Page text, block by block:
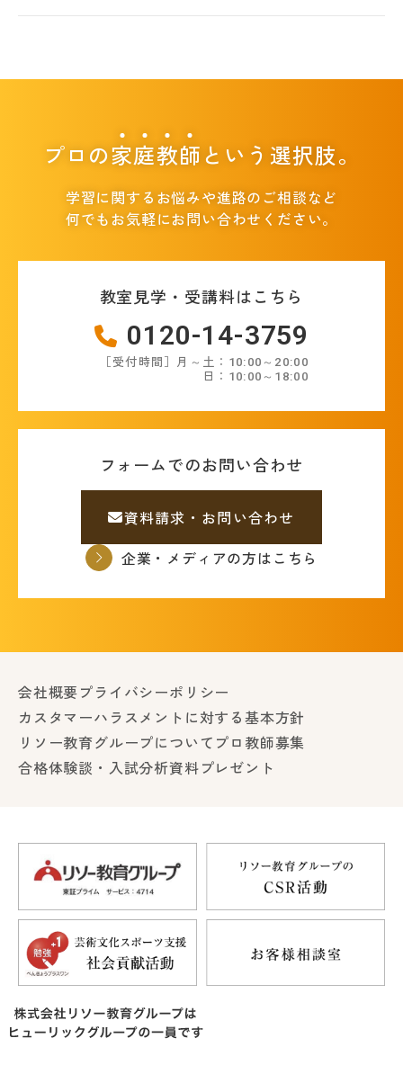
プロの家庭教師という選択肢。
学習に関するお悩みや進路のご相談など
何でもお気軽にお問い合わせください。
教室見学・受講料はこちら
0120-14-3759
［受付時間］月～土：10:00～20:00
日：10:00～18:00
フォームでのお問い合わせ
資料請求・お問い合わせ
企業・メディアの方はこちら
会社概要プライバシーポリシー
カスタマーハラスメントに対する基本方針
リソー教育グループについて プロ教師募集
合格体験談・入試分析資料プレゼント